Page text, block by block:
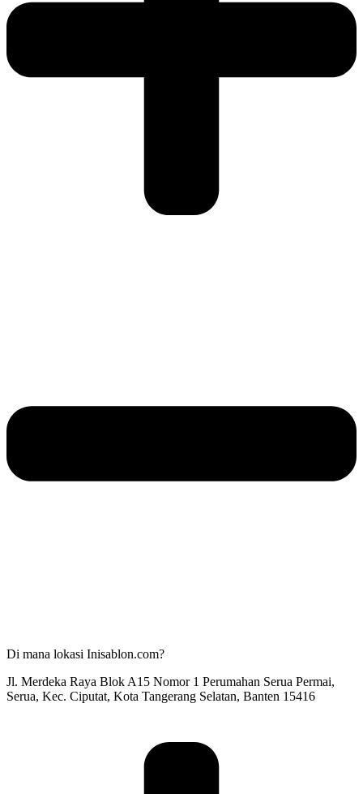
Di mana lokasi Inisablon.com?
Jl. Merdeka Raya Blok A15 Nomor 1 Perumahan Serua Permai,
Serua, Kec. Ciputat, Kota Tangerang Selatan, Banten 15416